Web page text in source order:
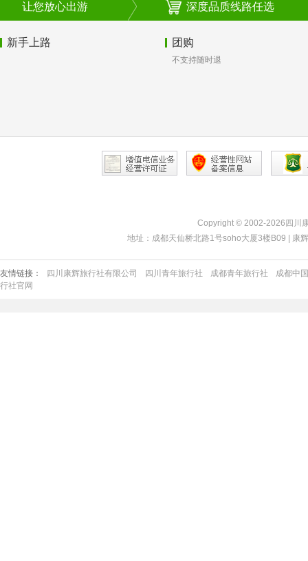
让您放心出游 深度品质线路任选
新手上路 团购
不支持随时退
Copyright © 2002-2026四川
地址：成都天仙桥北路1号soho大厦3楼B09 |
友情链接： 四川康辉旅行社有限公司 四川青年旅行社 成都青年旅行社
成都中
行社官网